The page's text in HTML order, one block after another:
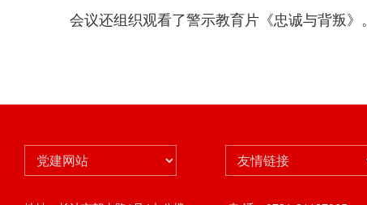
会议还组织观看了警示教育片《忠诚与背叛》。